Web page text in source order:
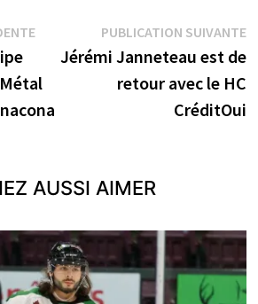
Publication
précédente :
PUBLICATION SUIVANTE
Jérémi Janneteau est de
retour avec le HC
CréditOui
AUSSI AIMER